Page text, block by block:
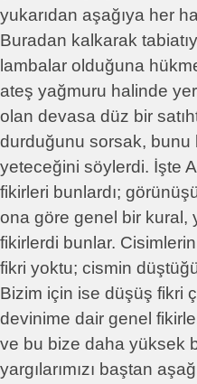
yukarıdan aşağıya her
Buradan kalkarak
lambalar olduğuna
ateş yağmuru halinde
olan devasa düz bir
durduğunu sorsak, bunu
yeteceğini söylerdi. İşte
fikirleri bunlardı;
ona göre genel bir kural,
fikirlerdi bunlar.
fikri yoktu; cismin
Bizim için ise düşüş fikri
devinime dair genel
ve bu bize daha yüksek
yargılarımızı baştan